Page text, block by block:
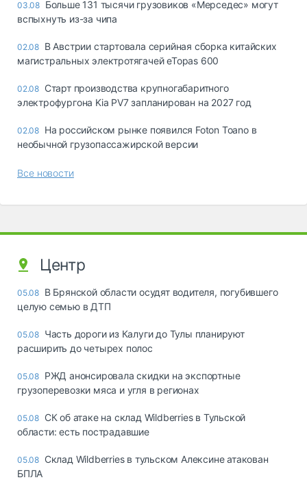
03.08 Больше 131 тысячи грузовиков «Мерседес» могут
вспыхнуть из-за чипа
02.08 В Австрии стартовала серийная сборка китайских
магистральных электротягачей eTopas 600
02.08 Старт производства крупногабаритного
электрофургона Kia PV7 запланирован на 2027 год
02.08 На российском рынке появился Foton Toano в
необычной грузопассажирской версии
Все новости
Центр
05.08 В Брянской области осудят водителя, погубившего
целую семью в ДТП
05.08 Часть дороги из Калуги до Тулы планируют
расширить до четырех полос
05.08 РЖД анонсировала скидки на экспортные
грузоперевозки мяса и угля в регионах
05.08 СК об атаке на склад Wildberries в Тульской
области: есть пострадавшие
05.08 Склад Wildberries в тульском Алексине атакован
БПЛА